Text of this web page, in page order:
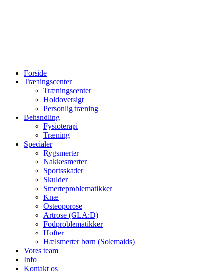
Forside
Træningscenter
Træningscenter
Holdoversigt
Personlig træning
Behandling
Fysioterapi
Træning
Specialer
Rygsmerter
Nakkesmerter
Sportsskader
Skulder
Smerteproblematikker
Knæ
Osteoporose
Artrose (GLA:D)
Fodproblematikker
Hofter
Hælsmerter børn (Solemaids)
Vores team
Info
Kontakt os